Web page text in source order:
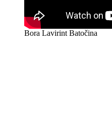
Bora Lavirint Batočina